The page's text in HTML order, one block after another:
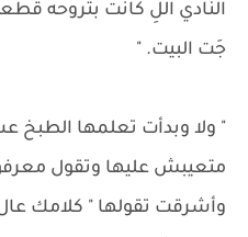
النادي اللِ كانت بتروحه
جَت البيت. "
" ولا وبدأت تعلمها الطبخ
متعيبش عليها وتقول
وأشرقت تقولها " كلامك عال